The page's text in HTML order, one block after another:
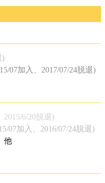
)
07加入、2017/07/24脱退)
2015/6/20脱退)
07加入、2016/07/24脱退)
他